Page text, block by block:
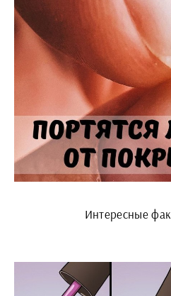
Интересные